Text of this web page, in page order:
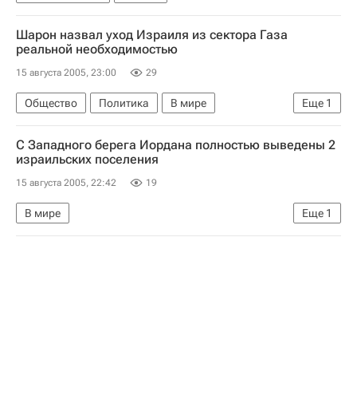
Шарон назвал уход Израиля из сектора Газа
реальной необходимостью
15 августа 2005, 23:00 29
Еще 1
Общество Политика
В мире
Вывод израильских поселений из сектора Газа
С Западного берега Иордана полностью выведены 2
израильских поселения
15 августа 2005, 22:42 19
Еще 1
В мире
Вывод израильских поселений из сектора Газа